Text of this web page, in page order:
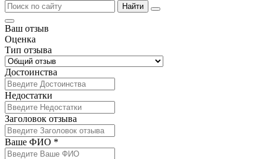
Найти
Ваш отзыв
Оценка
Тип отзыва
Достоинства
Недостатки
Заголовок отзыва
Ваше ФИО *